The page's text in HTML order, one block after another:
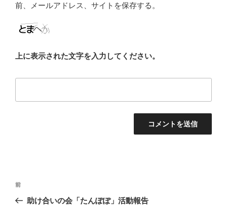
前、メールアドレス、サイトを保存する。
上に表示された文字を入力してください。
投
前
の
前
助け合いの会「たんぽぽ」活動報告